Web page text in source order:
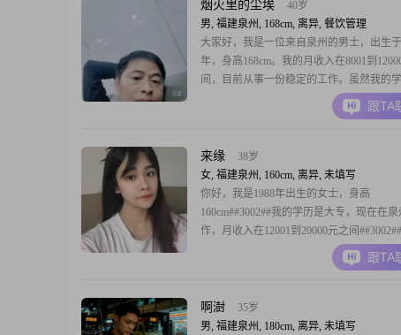
烟火里的尘埃
40岁
男, 福建泉州, 168cm, 离异, 餐饮管理
大家好，我是一位来自泉州的男士，出生
年，身高168cm。我的月收入在8001到
间，目前从事一份稳定的工作。虽然我的
中及以下，但我一直保持着学习的热情，不
自己。我性格稳重可靠，责任感强，始终把
气息，寻找生活的乐趣。在与人交往中，我
跟TA
来缘
38岁
女, 福建泉州, 160cm, 离异, 未填写
你好，我是1988年出生的女士，身高
160cm##3002##我的学历是大专，现在在
作，月收入在12001到20000元之间
个温柔体贴的人，平时也比较善解人意
格上我比较开朗，平时也爱笑##3002##我是
比较细腻敏感
跟TA
啊澍
35岁
男, 福建泉州, 180cm, 离异, 未填写